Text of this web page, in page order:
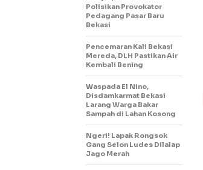
Polisikan Provokator
Pedagang Pasar Baru
Bekasi
Pencemaran Kali Bekasi
Mereda, DLH Pastikan Air
Kembali Bening
Waspada El Nino,
Disdamkarmat Bekasi
Larang Warga Bakar
Sampah di Lahan Kosong
Ngeri! Lapak Rongsok
Gang Selon Ludes Dilalap
Jago Merah